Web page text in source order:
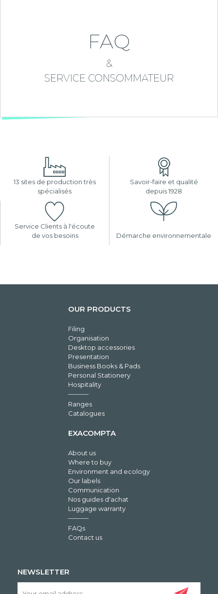
FAQ
&
SERVICE CONSOMMATEUR
13 sites de production très
spécialisés
Savoir-faire et qualité
depuis 1928
Service Clients à l'écoute
de vos besoins
Démarche environnementale
OUR PRODUCTS
Filing
Organisation
Desktop accessories
Presentation
Business Books & Pads
Personal Stationery
Hospitality
Ranges
Catalogues
EXACOMPTA
About us
Where to buy
Environment and ecology
Our labels
Communication
Nos guides d'achat
Luggage warranty
FAQs
Contact us
NEWSLETTER